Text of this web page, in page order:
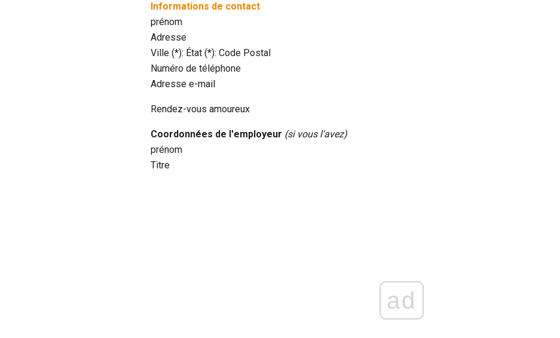
Informations de contact
prénom
Adresse
Ville (*): État (*): Code Postal
Numéro de téléphone
Adresse e-mail
Rendez-vous amoureux
Coordonnées de l'employeur (si vous l'avez)
prénom
Titre
ad